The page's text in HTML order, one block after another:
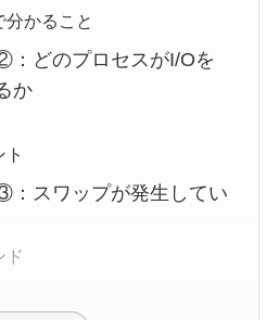
分かること
：どのプロセスがI/Oを
か
：スワップが発生してい
ド